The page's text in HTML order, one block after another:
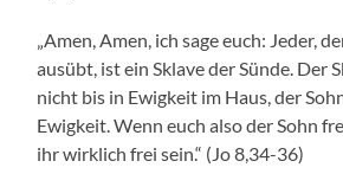
„Amen, Amen, ich sage euch: Jeder,
ausübt, ist ein Sklave der Sünde. Der
nicht bis in Ewigkeit im Haus, der
Ewigkeit. Wenn euch also der Sohn
ihr wirklich frei sein.“ (Jo 8,34-36)